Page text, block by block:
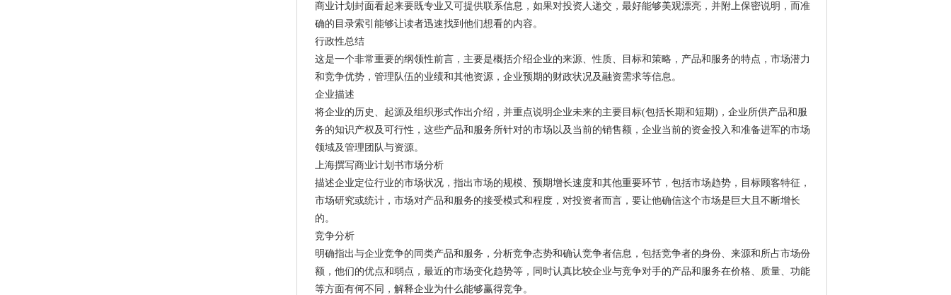
商业计划封面看起来要既专业又可提供联系信息，如果对投资人递交，最好能够美观漂亮，并附上保密说明，而准
确的目录索引能够让读者迅速找到他们想看的内容。
行政性总结
这是一个非常重要的纲领性前言，主要是概括介绍企业的来源、性质、目标和策略，产品和服务的特点，市场潜力
和竞争优势，管理队伍的业绩和其他资源，企业预期的财政状况及融资需求等信息。
企业描述
将企业的历史、起源及组织形式作出介绍，并重点说明企业未来的主要目标(包括长期和短期)，企业所供产品和服
务的知识产权及可行性，这些产品和服务所针对的市场以及当前的销售额，企业当前的资金投入和准备进军的市场
领域及管理团队与资源。
上海撰写商业计划书市场分析
描述企业定位行业的市场状况，指出市场的规模、预期增长速度和其他重要环节，包括市场趋势，目标顾客特征，
市场研究或统计，市场对产品和服务的接受模式和程度，对投资者而言，要让他确信这个市场是巨大且不断增长
的。
竞争分析
明确指出与企业竞争的同类产品和服务，分析竞争态势和确认竞争者信息，包括竞争者的身份、来源和所占市场份
额，他们的优点和弱点，最近的市场变化趋势等，同时认真比较企业与竞争对手的产品和服务在价格、质量、功能
等方面有何不同，解释企业为什么能够赢得竞争。